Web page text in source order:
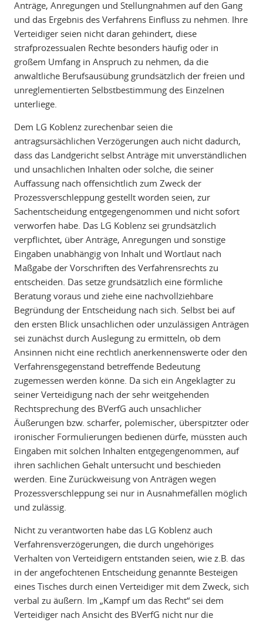
Anträge, Anregungen und Stellungnahmen auf den Gang
und das Ergebnis des Verfahrens Einfluss zu nehmen. Ihre
Verteidiger seien nicht daran gehindert, diese
strafprozessualen Rechte besonders häufig oder in
großem Umfang in Anspruch zu nehmen, da die
anwaltliche Berufsausübung grundsätzlich der freien und
unreglementierten Selbstbestimmung des Einzelnen
unterliege.
Dem LG Koblenz zurechenbar seien die
antragsursächlichen Verzögerungen auch nicht dadurch,
dass das Landgericht selbst Anträge mit unverständlichen
und unsachlichen Inhalten oder solche, die seiner
Auffassung nach offensichtlich zum Zweck der
Prozessverschleppung gestellt worden seien, zur
Sachentscheidung entgegengenommen und nicht sofort
verworfen habe. Das LG Koblenz sei grundsätzlich
verpflichtet, über Anträge, Anregungen und sonstige
Eingaben unabhängig von Inhalt und Wortlaut nach
Maßgabe der Vorschriften des Verfahrensrechts zu
entscheiden. Das setze grundsätzlich eine förmliche
Beratung voraus und ziehe eine nachvollziehbare
Begründung der Entscheidung nach sich. Selbst bei auf
den ersten Blick unsachlichen oder unzulässigen Anträgen
sei zunächst durch Auslegung zu ermitteln, ob dem
Ansinnen nicht eine rechtlich anerkennenswerte oder den
Verfahrensgegenstand betreffende Bedeutung
zugemessen werden könne. Da sich ein Angeklagter zu
seiner Verteidigung nach der sehr weitgehenden
Rechtsprechung des BVerfG auch unsachlicher
Äußerungen bzw. scharfer, polemischer, überspitzter oder
ironischer Formulierungen bedienen dürfe, müssten auch
Eingaben mit solchen Inhalten entgegengenommen, auf
ihren sachlichen Gehalt untersucht und beschieden
werden. Eine Zurückweisung von Anträgen wegen
Prozessverschleppung sei nur in Ausnahmefällen möglich
und zulässig.
Nicht zu verantworten habe das LG Koblenz auch
Verfahrensverzögerungen, die durch ungehöriges
Verhalten von Verteidigern entstanden seien, wie z.B. das
in der angefochtenen Entscheidung genannte Besteigen
eines Tisches durch einen Verteidiger mit dem Zweck, sich
verbal zu äußern. Im „Kampf um das Recht“ sei dem
Verteidiger nach Ansicht des BVerfG nicht nur die